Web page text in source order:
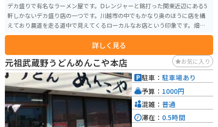
デカ盛りで有名なラーメン屋です。Ⅾレンジャーと銘打った関東近辺にある5
軒しかないデカ盛り店の一つです。川越市の中でもかなり奥のほうに店を構
えており農道を走る道中で見えてくるローカルなお店という印象です。畑の
景色を眺めながらお腹を空かしたタイミングでぜひ入店してください。
詳しく見る
元祖武蔵野うどんめんこや本店 お気に入り
駐車： 駐車場あり
予算： 1000円
混雑： 普通
滞在： 0.5時間